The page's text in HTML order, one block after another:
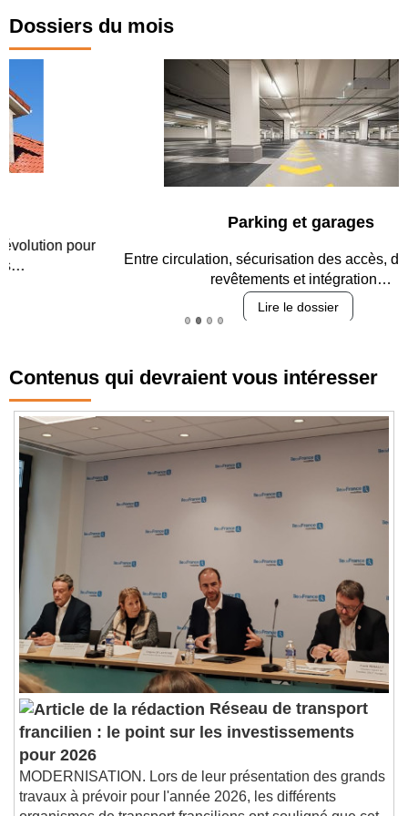
Dossiers du mois
Parking et garages
Entre circulation, sécurisation des accès, durabilité des
revêtements et intégration…
Contenus qui devraient vous intéresser
Réseau de transport
francilien : le point sur les investissements
pour 2026
MODERNISATION. Lors de leur présentation des grands
travaux à prévoir pour l'année 2026, les différents